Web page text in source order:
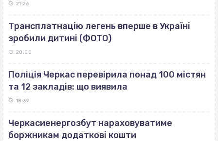
21:26
Трансплатнацію легень вперше в Україні
зробили дитині (ФОТО)
20:00
Поліція Черкас перевірила понад 100 містян
та 12 закладів: що виявила
18:39
Черкасиенергозбут нараховуватиме
боржникам додаткові кошти